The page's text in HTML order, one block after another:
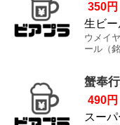
350円
生ビー
ウメイ
ール（
蟹奉
490円
スー